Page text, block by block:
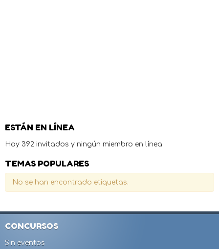
ESTÁN EN LÍNEA
Hay 392 invitados y ningún miembro en línea
TEMAS POPULARES
No se han encontrado etiquetas.
CONCURSOS
Sin eventos